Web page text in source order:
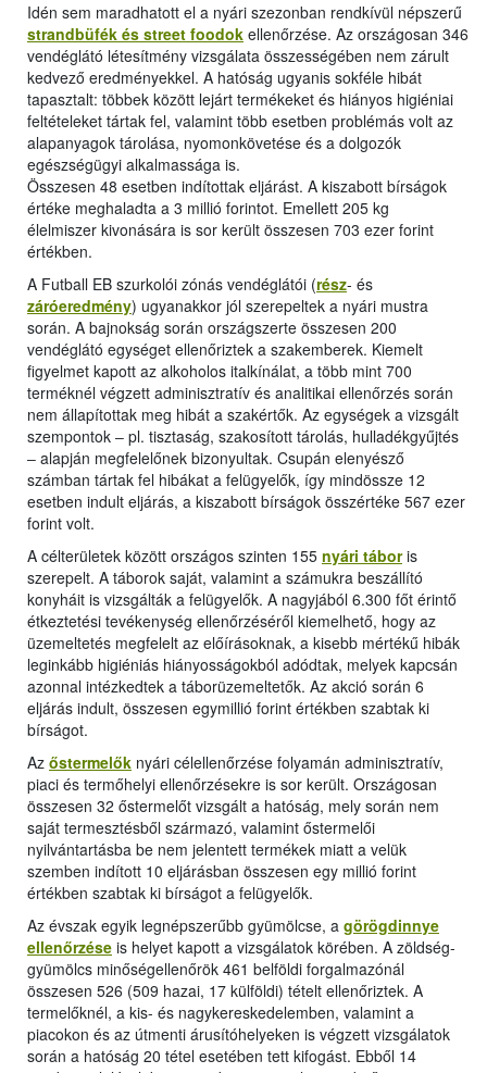
Idén sem maradhatott el a nyári szezonban rendkívül népszerű
strandbüfék és street foodok ellenőrzése. Az országosan 346
vendéglátó létesítmény vizsgálata összességében nem zárult
kedvező eredményekkel. A hatóság ugyanis sokféle hibát
tapasztalt: többek között lejárt termékeket és hiányos higiéniai
feltételeket tártak fel, valamint több esetben problémás volt az
alapanyagok tárolása, nyomonkövetése és a dolgozók
egészségügyi alkalmassága is.
Összesen 48 esetben indítottak eljárást. A kiszabott bírságok
értéke meghaladta a 3 millió forintot. Emellett 205 kg
élelmiszer kivonására is sor került összesen 703 ezer forint
értékben.
A Futball EB szurkolói zónás vendéglátói (rész- és
záróeredmény) ugyanakkor jól szerepeltek a nyári mustra
során. A bajnokság során országszerte összesen 200
vendéglátó egységet ellenőriztek a szakemberek. Kiemelt
figyelmet kapott az alkoholos italkínálat, a több mint 700
terméknél végzett adminisztratív és analitikai ellenőrzés során
nem állapítottak meg hibát a szakértők. Az egységek a vizsgált
szempontok ‒ pl. tisztaság, szakosított tárolás, hulladékgyűjtés
‒ alapján megfelelőnek bizonyultak. Csupán elenyésző
számban tártak fel hibákat a felügyelők, így mindössze 12
esetben indult eljárás, a kiszabott bírságok összértéke 567 ezer
forint volt.
A célterületek között országos szinten 155 nyári táboris
szerepelt. A táborok saját, valamint a számukra beszállító
konyháit is vizsgálták a felügyelők. A nagyjából 6.300 főt érintő
étkeztetési tevékenység ellenőrzéséről kiemelhető, hogy az
üzemeltetés megfelelt az előírásoknak, a kisebb mértékű hibák
leginkább higiéniás hiányosságokból adódtak, melyek kapcsán
azonnal intézkedtek a táborüzemeltetők. Az akció során 6
eljárás indult, összesen egymillió forint értékben szabtak ki
bírságot.
Az őstermelők nyári célellenőrzése folyamán adminisztratív,
piaci és termőhelyi ellenőrzésekre is sor került. Országosan
összesen 32 őstermelőt vizsgált a hatóság, mely során nem
saját termesztésből származó, valamint őstermelői
nyilvántartásba be nem jelentett termékek miatt a velük
szemben indított 10 eljárásban összesen egy millió forint
értékben szabtak ki bírságot a felügyelők.
Az évszak egyik legnépszerűbb gyümölcse, a görögdinnye
ellenőrzése is helyet kapott a vizsgálatok körében. A zöldség-
gyümölcs minőségellenőrök 461 belföldi forgalmazónál
összesen 526 (509 hazai, 17 külföldi) tételt ellenőriztek. A
termelőknél, a kis- és nagykereskedelemben, valamint a
piacokon és az útmenti árusítóhelyeken is végzett vizsgálatok
során a hatóság 20 tétel esetében tett kifogást. Ebből 14